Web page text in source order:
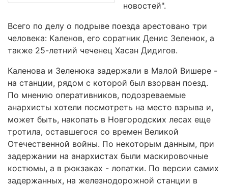
новостей".
Всего по делу о подрыве поезда арестовано три
человека: Каленов, его соратник Денис Зеленюк, а
также 25-летний чеченец Хасан Дидигов.
Каленова и Зеленюка задержали в Малой Вишере -
на станции, рядом с которой был взорван поезд.
По мнению оперативников, подозреваемые
анархисты хотели посмотреть на место взрыва и,
может быть, накопать в Новгородских лесах еще
тротила, оставшегося со времен Великой
Отечественной войны. По некоторым данным, при
задержании на анархистах были маскировочные
костюмы, а в рюкзаках - лопатки. По версии самих
задержанных, на железнодорожной станции в